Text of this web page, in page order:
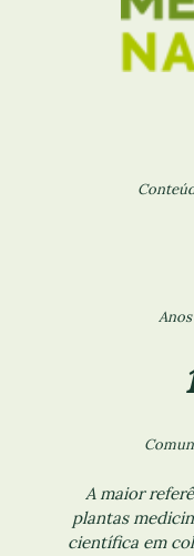
A maior
plantas
científica em